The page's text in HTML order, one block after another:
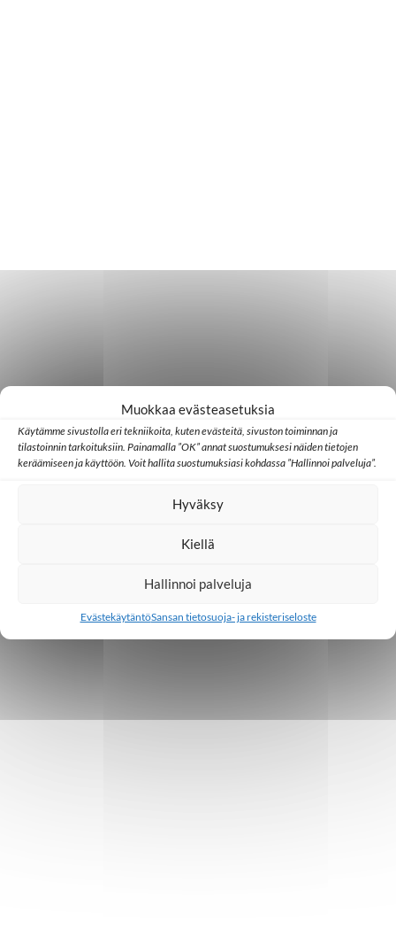
Muokkaa evästeasetuksia
Käytämme sivustolla eri tekniikoita, kuten evästeitä, sivuston toiminnan ja
tilastoinnin tarkoituksiin. Painamalla ”OK” annat suostumuksesi näiden tietojen
keräämiseen ja käyttöön. Voit hallita suostumuksiasi kohdassa ”Hallinnoi palveluja”.
Hyväksy
Kiellä
Hallinnoi palveluja
EvästekäytäntöSansan tietosuoja- ja rekisteriseloste